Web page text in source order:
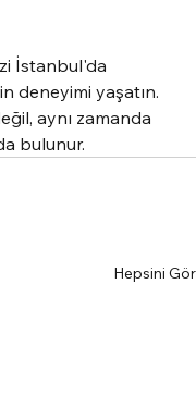
İstanbul'da
deneyimi yaşatın.
aynı zamanda
bulunur.
Hepsini Gör